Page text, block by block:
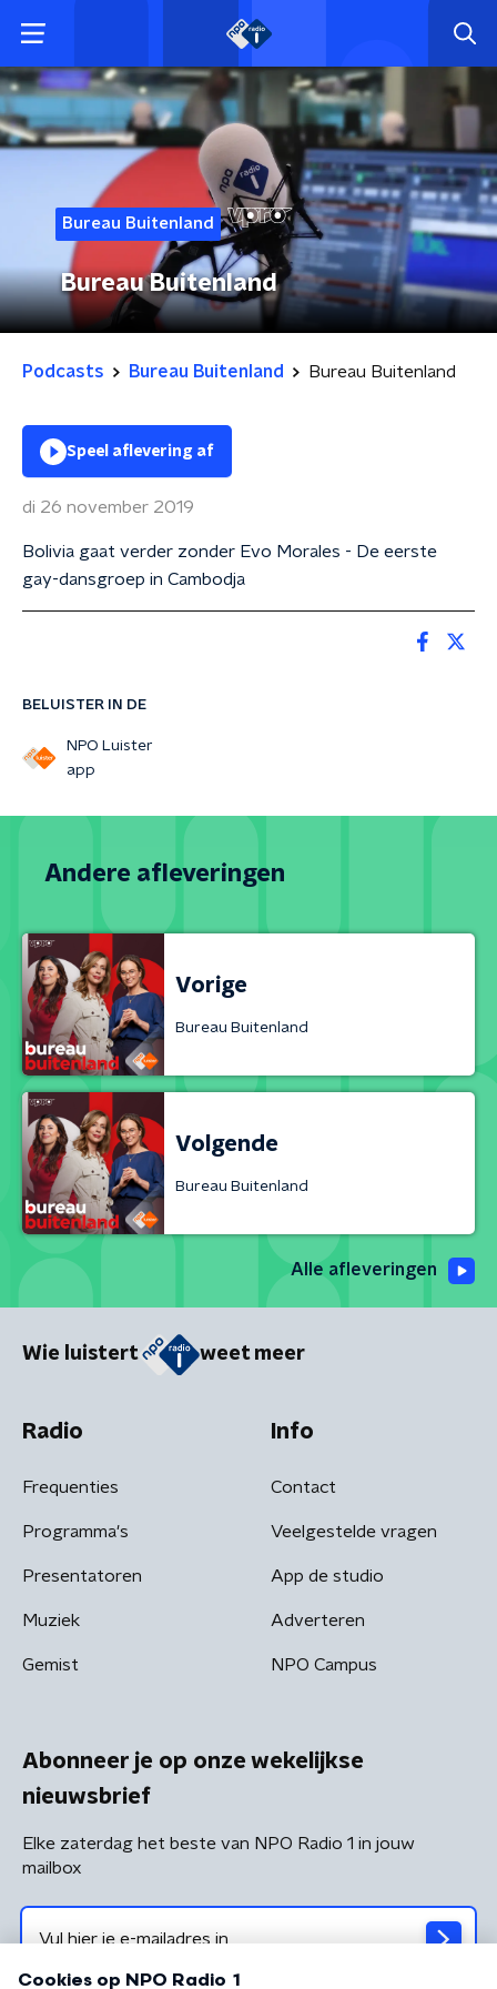
Bureau Buitenland
Bureau Buitenland
Podcasts Bureau Buitenland Bureau Buitenland
BELUISTER IN DE
NPO Luister
app
Speel aflevering af
di 26 november 2019
Bolivia gaat verder zonder Evo Morales - De eerste
gay-dansgroep in Cambodja
Andere afleveringen
Vorige
Bureau Buitenland
Volgende
Bureau Buitenland
Alle afleveringen
Wie luistert weet meer
Radio
Frequenties
Programma's
Presentatoren
Muziek
Gemist
Info
Contact
Veelgestelde vragen
App de studio
Adverteren
NPO Campus
Abonneer je op onze wekelijkse
nieuwsbrief
Elke zaterdag het beste van NPO Radio 1 in jouw
mailbox